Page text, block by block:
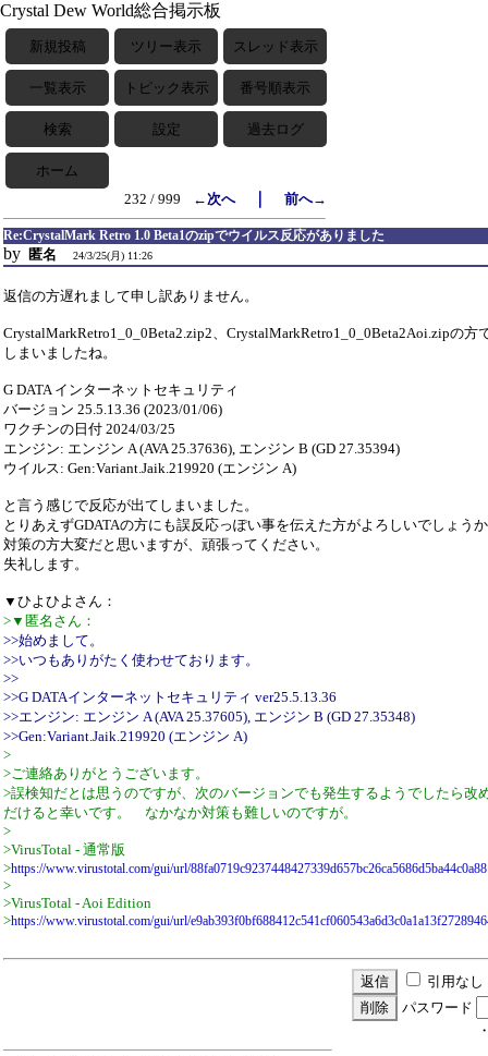
Crystal Dew World総合掲示板
新規投稿 ツリー表示 スレッド表示
一覧表示 トピック表示 番号順表示
検索 設定 過去ログ
ホーム
232 / 999
←次へ｜ 前へ→
Re:CrystalMark Retro 1.0 Beta1のzipでウイルス反応がありました
by 匿名 24/3/25(月) 11:26
返信の方遅れまして申し訳ありません。
CrystalMarkRetro1_0_0Beta2.zip2、CrystalMarkRetro1_0_0Beta2Aoi.zipの方
しまいましたね。
G DATA インターネットセキュリティ
バージョン 25.5.13.36 (2023/01/06)
ワクチンの日付 2024/03/25
エンジン: エンジン A (AVA 25.37636), エンジン B (GD 27.35394)
ウイルス: Gen:Variant.Jaik.219920 (エンジン A)
と言う感じで反応が出てしまいました。
とりあえずGDATAの方にも誤反応っぽい事を伝えた方がよろしいでしょう
対策の方大変だと思いますが、頑張ってください。
失礼します。
▼ひよひよさん：
>▼匿名さん：
>>始めまして。
>>いつもありがたく使わせております。
>>
>>G DATAインターネットセキュリティ ver25.5.13.36
>>エンジン: エンジン A (AVA 25.37605), エンジン B (GD 27.35348)
>>Gen:Variant.Jaik.219920 (エンジン A)
>
>ご連絡ありがとうございます。
>誤検知だとは思うのですが、次のバージョンでも発生するようでしたら改
だけると幸いです。 なかなか対策も難しいのですが。
>
>VirusTotal - 通常版
>https://www.virustotal.com/gui/url/
>
>VirusTotal - Aoi Edition
>https://www.virustotal.com/gui/url/
引用なし
パスワード